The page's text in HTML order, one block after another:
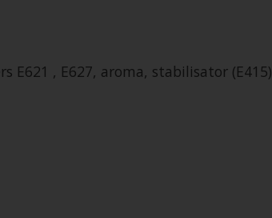
E621 , E627, aroma, stabilisator (E415)